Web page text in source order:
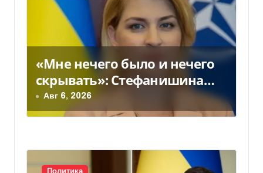
о
з
а
и
«Мне нечего было и нечего
скрывать»: Стефанишина
прокомментировала новое
подозрение
Авг 6, 2026
Политика